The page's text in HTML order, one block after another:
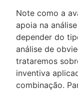
Note como a
apoia na
depender do
análise de
trataremos
inventiva
combinação.